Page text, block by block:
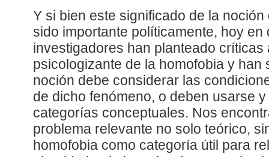
Y si bien este significado de la
sido importante políticamente, hoy en
investigadores han planteado críticas
psicologizante de la homofobia y han
noción debe considerar las
de dicho fenómeno, o deben usarse
categorías conceptuales. Nos
problema relevante no solo teórico,
homofobia como categoría útil para